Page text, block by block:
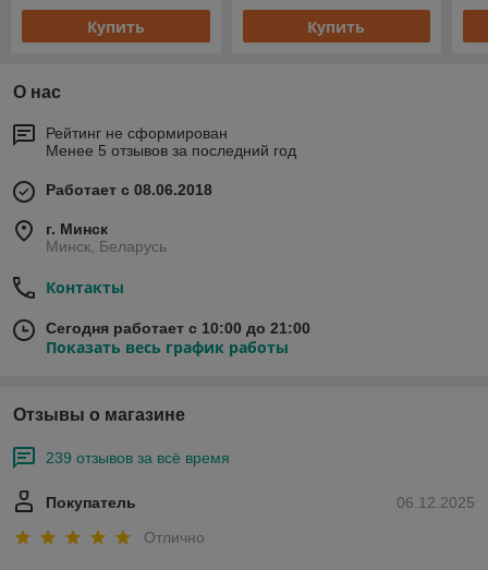
Купить Купить
О нас
Рейтинг не сформирован
Менее 5 отзывов за последний год
Работает с 08.06.2018
г. Минск
Минск, Беларусь
Контакты
Сегодня работает с 10:00 до 21:00
Показать весь график работы
Отзывы о магазине
239 отзывов за всё время
06.12.2025
Покупатель
Отлично